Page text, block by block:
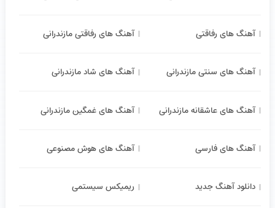
آهنگ های رفاقتی آهنگ های رفاقتی مازندرانی
آهنگ های سنتی مازندرانی آهنگ های شاد مازندرانی
آهنگ های عاشقانه مازندرانی آهنگ های غمگین مازندرانی
آهنگ های فارسی آهنگ های هوش مصنوعی
دانلود آهنگ جدید ریمیکس سیستمی